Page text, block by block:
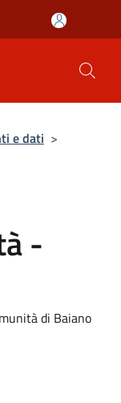
e dati >
-
di Baiano